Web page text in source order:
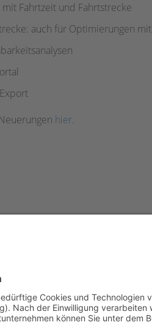
mit Fahrtzeit und Fahrtstrecke
auch für Optimierungen
hier.